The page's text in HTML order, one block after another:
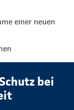
einer neuen
bei